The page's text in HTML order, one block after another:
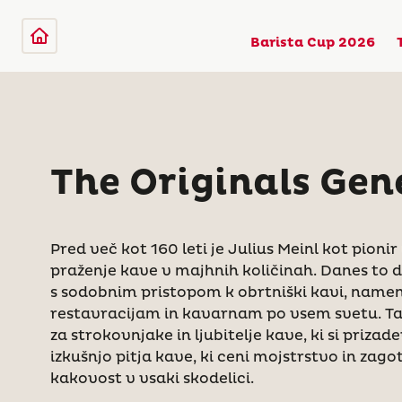
Barista Cup 2026
The Originals
Pred več kot 160 leti je Julius Meinl kot
praženje kave v majhnih količinah. Danes to
s sodobnim pristopom k obrtniški kavi,
restavracijam in kavarnam po vsem svetu.
za strokovnjake in ljubitelje kave, ki si
izkušnjo pitja kave, ki ceni mojstrstvo in
kakovost v vsaki skodelici.